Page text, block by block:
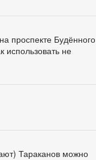
проспекте Будённого
использовать не
Тараканов можно